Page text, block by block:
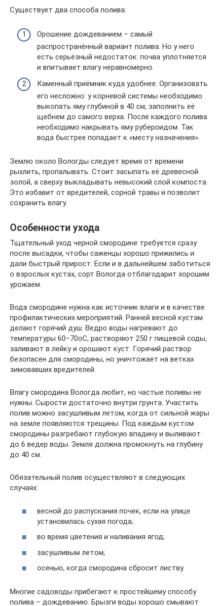
Существует два способа полива:
Орошение дождеванием – самый
распространённый вариант полива. Но у него
есть серьёзный недостаток: почва уплотняется
и впитывает влагу неравномерно.
Каменный приёмник куда удобнее. Организовать
его несложно: у корневой системы необходимо
выкопать яму глубиной в 40 см, заполнить её
щебнем до самого верха. После каждого полива
необходимо накрывать яму рубероидом. Так
вода быстрее попадает к «месту назначения».
Землю около Вологды следует время от времени
рыхлить, пропалывать. Стоит засыпать её древесной
золой, а сверху выкладывать невысокий слой компоста.
Это избавит от вредителей, сорной травы и позволит
сохранить влагу.
Особенности ухода
Тщательный уход черной смородине требуется сразу
после высадки, чтобы саженцы хорошо прижились и
дали быстрый прирост. Если и в дальнейшем заботиться
о взрослых кустах, сорт Вологда отблагодарит хорошим
урожаем.
Вода смородине нужна как источник влаги и в качестве
профилактических мероприятий. Ранней весной кустам
делают горячий душ. Ведро воды нагревают до
температуры 60–70оС, растворяют 250 г пищевой соды,
заливают в лейку и орошают куст. Горячий раствор
безопасен для смородины, но уничтожает на ветках
зимовавших вредителей.
Влагу смородина Вологда любит, но частые поливы не
нужны. Сырости достаточно внутри грунта. Участить
полив можно засушливым летом, когда от сильной жары
на земле появляются трещины. Под каждым кустом
смородины разгребают глубокую впадину и выливают
до 6 ведер воды. Земля должна промокнуть на глубину
до 40 см.
Обязательный полив осуществляют в следующих
случаях:
весной до распускания почек, если на улице
установилась сухая погода;
во время цветения и наливания ягод;
засушливым летом;
осенью, когда смородина сбросит листву.
Многие садоводы прибегают к простейшему способу
полива – дождеванию. Брызги воды хорошо смывают